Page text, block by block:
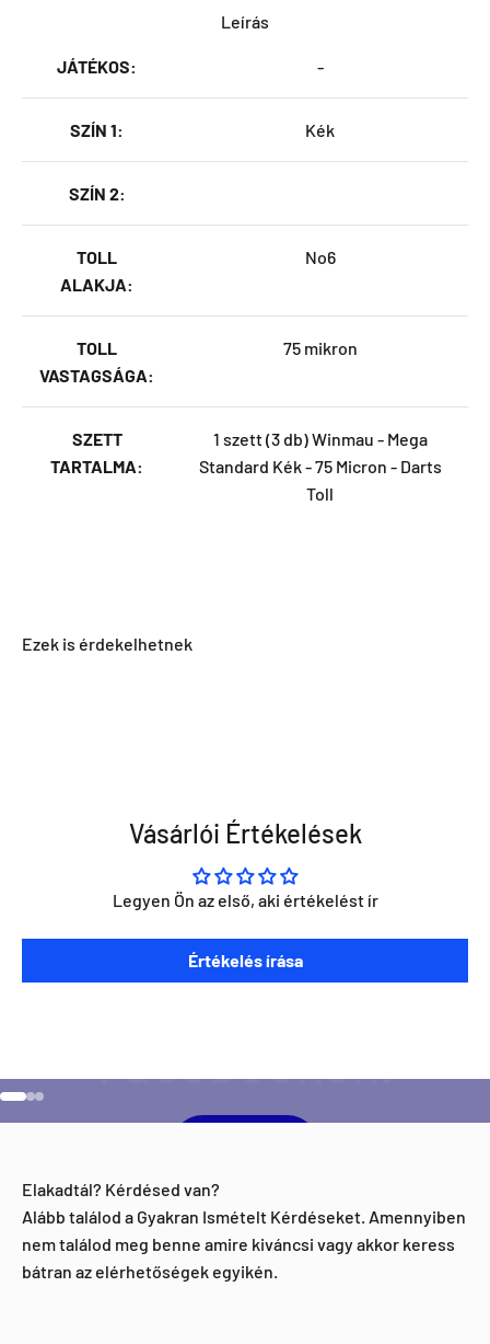
Leírás
JÁTÉKOS: -
SZÍN 1: Kék
SZÍN 2:
TOLL
ALAKJA:
No6
TOLL
VASTAGSÁGA:
75 mikron
SZETT
TARTALMA:
1 szett (3 db) Winmau - Mega
Standard Kék - 75 Micron - Darts
Toll
Vásárlói Értékelések
Legyen Ön az első, aki értékelést ír
Értékelés írása
Szeretnéd ha napra kész lennél minden Direct Darts
aktivitással kapcsolatban?
Elakadtál? Kérdésed van?
Alább találod a Gyakran Ismételt Kérdéseket. Amennyiben
nem találod meg benne amire kiváncsi vagy akkor keress
bátran az elérhetőségek egyikén.